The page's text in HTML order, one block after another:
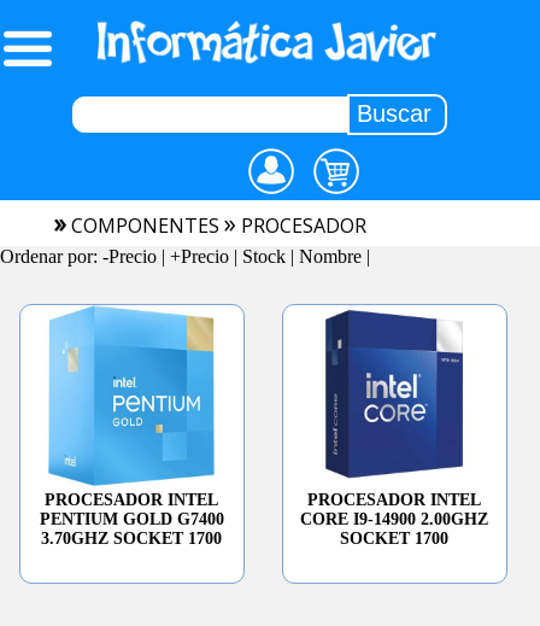
»COMPONENTES » PROCESADOR
Ordenar por: -Precio | +Precio | Stock | Nombre |
PROCESADOR INTEL
PENTIUM GOLD G7400
3.70GHZ SOCKET 1700
PROCESADOR INTEL
CORE I9-14900 2.00GHZ
SOCKET 1700